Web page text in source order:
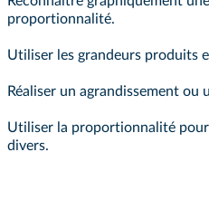
proportionnalité.
Utiliser les grandeurs produits
Réaliser un agrandissement
Utiliser la proportionnalité
divers.